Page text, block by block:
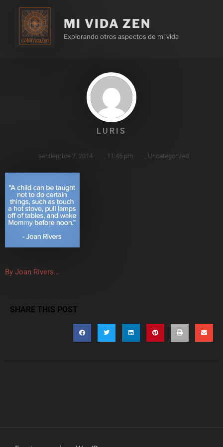
MI VIDA ZEN
Explorando otros aspectos de mi vida
LURIS
septiembre 7, 2014 11:45 pm Uncategorized
By Joan Rivers…
SHARE THIS POST